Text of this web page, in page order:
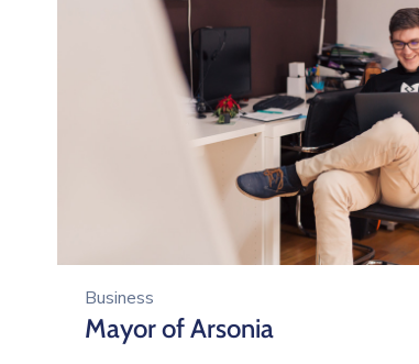
Business
Mayor of Arsonia